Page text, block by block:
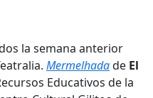
la semana anterior
Mermelhadade El
Educativos de la